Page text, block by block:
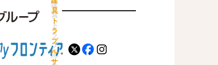
具
ト
ラ
ブ
ル
サ
X facebook
instagram